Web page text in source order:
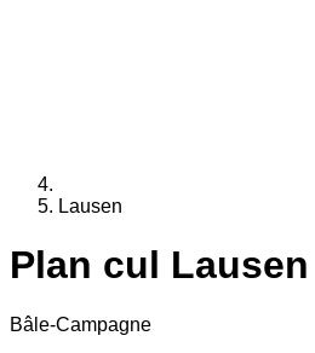
Lausen
Plan cul Lausen
Bâle-Campagne